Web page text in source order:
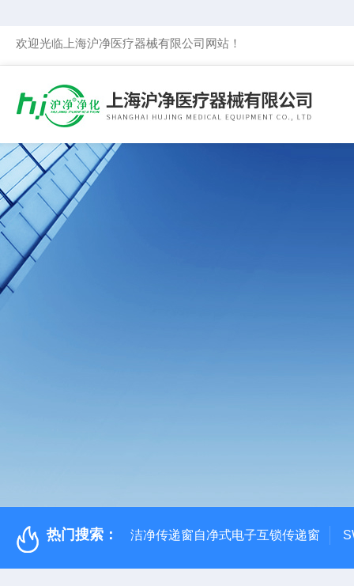
欢迎光临上海沪净医疗器械有限公司网站！
热门搜索： 洁净传递窗自净式电子互锁传递窗